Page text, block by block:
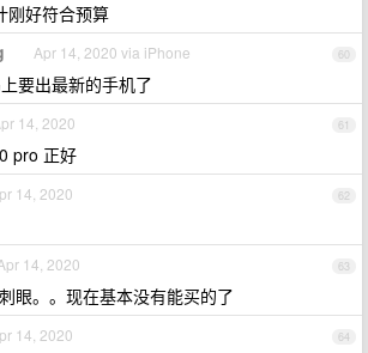
刚好符合预算
60
Apr 14, 2020 via iPhone
要出最新的手机了
61
14, 2020
pro 正好
62
14, 2020
63
14, 2020
眼。。现在基本没有能买的了
64
14, 2020